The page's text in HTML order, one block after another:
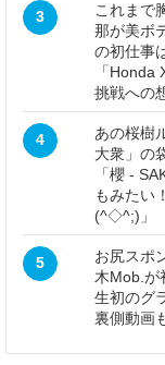
3
これまで
那が美ボ
の初仕事
「
挑戦への
4
あの桜樹
大衆」の
「櫻 -
もみたい
(^◇^;)」
5
お尻スポ
木Mob.が
生初のグ
裏側動画